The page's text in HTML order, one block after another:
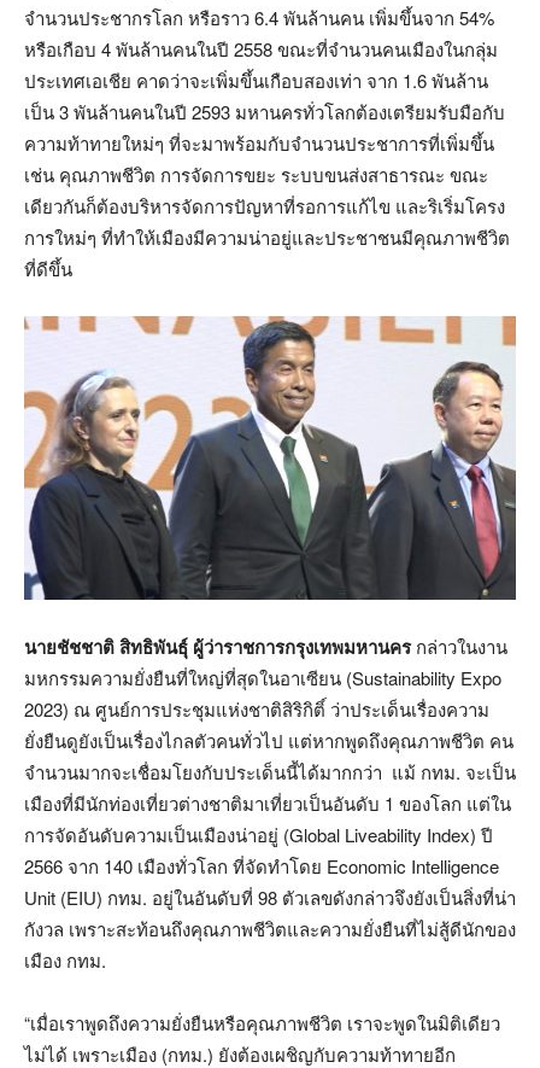
จำนวนประชากรโลก หรือราว 6.4 พันล้านคน เพิ่มขึ้นจาก 54%
หรือเกือบ 4 พันล้านคนในปี 2558 ขณะที่จำนวนคนเมืองในกลุ่ม
ประเทศเอเชีย คาดว่าจะเพิ่มขึ้นเกือบสองเท่า จาก 1.6 พันล้าน
เป็น 3 พันล้านคนในปี 2593 มหานครทั่วโลกต้องเตรียมรับมือกับ
ความท้าทายใหม่ๆ ที่จะมาพร้อมกับจำนวนประชาการที่เพิ่มขึ้น
เช่น คุณภาพชีวิต การจัดการขยะ ระบบขนส่งสาธารณะ ขณะ
เดียวกันก็ต้องบริหารจัดการปัญหาที่รอการแก้ไข และริเริ่มโครง
การใหม่ๆ ที่ทำให้เมืองมีความน่าอยู่และประชาชนมีคุณภาพชีวิต
ที่ดีขึ้น
นายชัชชาติ สิทธิพันธุ์ ผู้ว่าราชการกรุงเทพมหานครกล่าวในงาน
มหกรรมความยั่งยืนที่ใหญ่ที่สุดในอาเซียน (Sustainability Expo
2023) ณ ศูนย์การประชุมแห่งชาติสิริกิติ์ ว่าประเด็นเรื่องความ
ยั่งยืนดูยังเป็นเรื่องไกลตัวคนทั่วไป แต่หากพูดถึงคุณภาพชีวิต คน
จำนวนมากจะเชื่อมโยงกับประเด็นนี้ได้มากกว่า แม้ กทม. จะเป็น
เมืองที่มีนักท่องเที่ยวต่างชาติมาเที่ยวเป็นอันดับ 1 ของโลก แต่ใน
การจัดอันดับความเป็นเมืองน่าอยู่ (Global Liveability Index) ปี
2566 จาก 140 เมืองทั่วโลก ที่จัดทำโดย Economic Intelligence
Unit (EIU) กทม. อยู่ในอันดับที่ 98 ตัวเลขดังกล่าวจึงยังเป็นสิ่งที่น่า
กังวล เพราะสะท้อนถึงคุณภาพชีวิตและความยั่งยืนที่ไม่สู้ดีนักของ
เมือง กทม.
“เมื่อเราพูดถึงความยั่งยืนหรือคุณภาพชีวิต เราจะพูดในมิติเดียว
ไม่ได้ เพราะเมือง (กทม.) ยังต้องเผชิญกับความท้าทายอีก